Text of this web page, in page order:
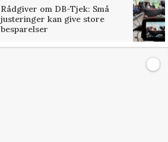
Rådgiver om DB-Tjek: Små
justeringer kan give store
besparelser